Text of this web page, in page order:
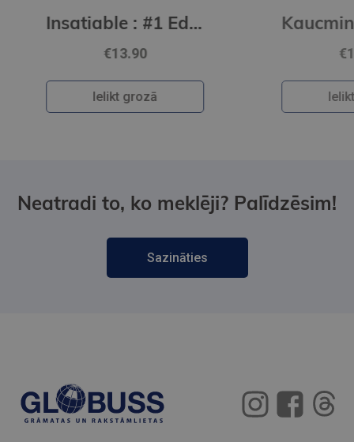
Ielikt grozā
Neatradi to, ko meklēji? Palīdzēsim!
Sazināties